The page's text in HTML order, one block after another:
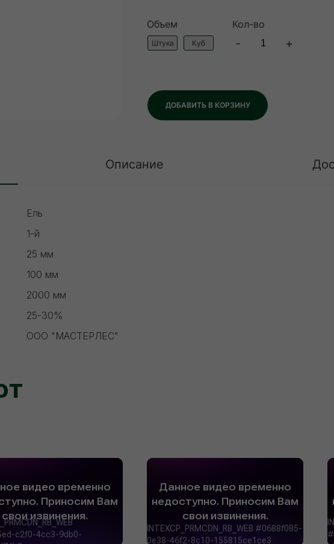
Объем
ДОБАВИТЬ В КОРЗИНУ
Штука Куб
Кол-во
- +
Описание
Ель
1-й
25 мм
100 мм
2000 мм
25-30%
ООО "МАСТЕРЛЕС"